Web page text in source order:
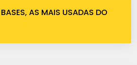
AS MAIS USADAS DO